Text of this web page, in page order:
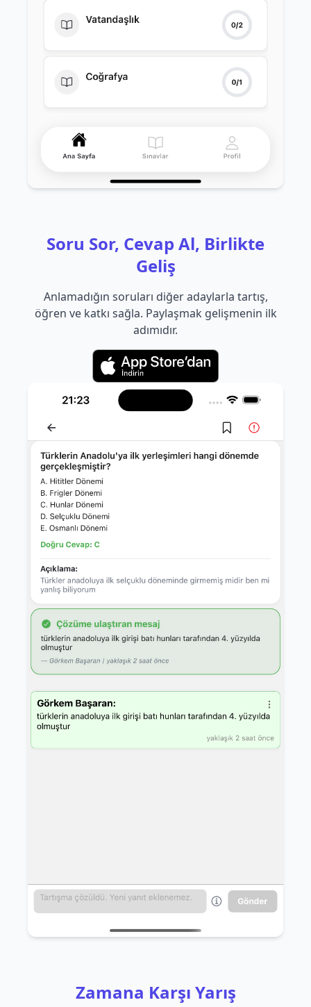
Soru Sor, Cevap Al, Birlikte
Geliş
Anlamadığın soruları diğer adaylarla tartış,
öğren ve katkı sağla. Paylaşmak gelişmenin ilk
adımıdır.
Zamana Karşı Yarış